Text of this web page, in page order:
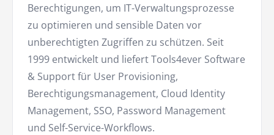
Berechtigungen, um IT-Verwaltungsprozesse
zu optimieren und sensible Daten vor
unberechtigten Zugriffen zu schützen. Seit
1999 entwickelt und liefert Tools4ever Software
& Support für User Provisioning,
Berechtigungs­management, Cloud Identity
Management, SSO, Pass­word Management
und Self-Service-Workflows.